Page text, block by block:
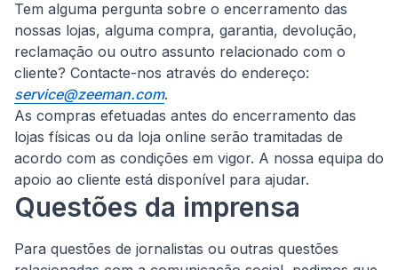
Tem alguma pergunta sobre o encerramento das
nossas lojas, alguma compra, garantia, devolução,
reclamação ou outro assunto relacionado com o
cliente? Contacte-nos através do endereço:
service@zeeman.com.
As compras efetuadas antes do encerramento das
lojas físicas ou da loja online serão tramitadas de
acordo com as condições em vigor. A nossa equipa do
apoio ao cliente está disponível para ajudar.
Questões da imprensa
Para questões de jornalistas ou outras questões